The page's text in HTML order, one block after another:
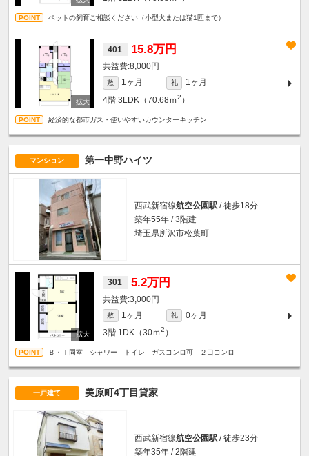
ペットの飼育ご相談ください（小型犬または猫1匹まで）
401 15.8万円
8,000円
敷 1ヶ月 礼
1ヶ月
4階 3LDK（70.68ｍ2 ）
経済的な都市ガス・使いやすいカウンターキッチン
マンション 第一中野ハイツ
西武新宿線航空公園駅 / 徒歩18分
築年55年 / 3階建
埼玉県所沢市松葉町
301 5.2万円
3,000円
敷 1ヶ月 礼
0ヶ月
3階 1DK（30ｍ2 ）
Ｂ・Ｔ同室 シャワー トイレ ガスコンロ可 ２口コンロ
一戸建て 美原町4丁目貸家
西武新宿線航空公園駅 / 徒歩23分
築年35年 / 2階建